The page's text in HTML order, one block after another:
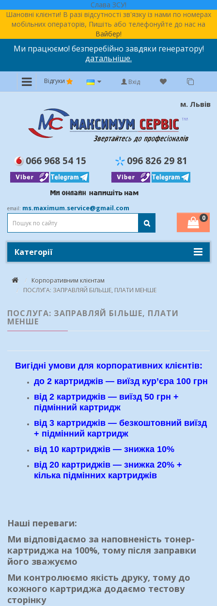
Слава ЗСУ!
Шановні клієнти! В разі відсутності зв'язку із нами по номерах
мобільних операторів, Пишіть або телефонуйте до нас на
Вайбер!
Ми працюємо! безперебійно завдяки генератору!
датальніше.
Відгуки Вхід
м. Львів
066 968 54 15 096 826 29 81
email: ms.maximum.service@gmail.com
0
Категорії
Корпоративним клієнтам
ПОСЛУГА: ЗАПРАВЛЯЙ БІЛЬШЕ, ПЛАТИ МЕНШЕ
ПОСЛУГА: ЗАПРАВЛЯЙ БІЛЬШЕ, ПЛАТИ
МЕНШЕ
Вигідні умови для корпоративних клієнтів:
до 2 картриджів — виїзд кур’єра 100 грн
від 2 картриджів — виїзд 50 грн +
підмінний картридж
від 3 картриджів — безкоштовний виїзд
+ підмінний картридж
від 10 картриджів — знижка 10%
від 20 картриджів — знижка 20% +
кілька підмінних картриджів
Наші переваги:
Ми відповідаємо за наповненість тонер-
картриджа на 100%, тому після заправки
його зважуємо
Ми контролюємо якість друку, тому до
кожного картриджа додаємо тестову
сторінку